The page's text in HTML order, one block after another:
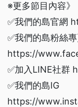
※更多節目內容》
✅我們的島官網
✅我們的島粉絲
https://
✅加入LINE社群
✅我們的島IG
https://